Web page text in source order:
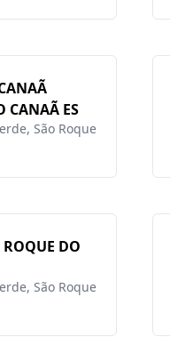
CANAÃ ES
São Roque
DO
São Roque